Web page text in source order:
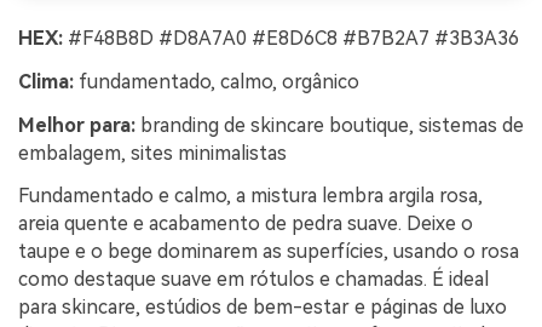
HEX: #F48B8D #D8A7A0 #E8D6C8 #B7B2A7 #3B3A36
Clima: fundamentado, calmo, orgânico
Melhor para: branding de skincare boutique, sistemas de
embalagem, sites minimalistas
Fundamentado e calmo, a mistura lembra argila rosa,
areia quente e acabamento de pedra suave. Deixe o
taupe e o bege dominarem as superfícies, usando o rosa
como destaque suave em rótulos e chamadas. É ideal
para skincare, estúdios de bem-estar e páginas de luxo